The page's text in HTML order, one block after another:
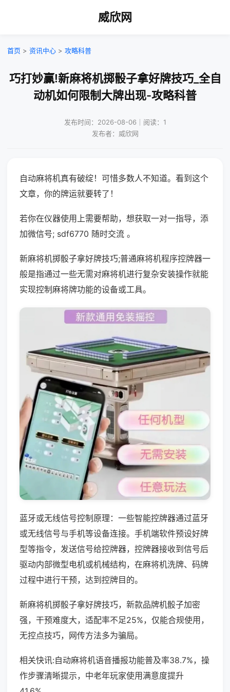
威欣网
首页 > 资讯中心 > 攻略科普
巧打妙赢!新麻将机掷骰子拿好牌技巧_全自
动机如何限制大牌出现-攻略科普
发布时间：2026-08-06｜阅读：1
发布者：威欣网
自动麻将机真有破绽！可惜多数人不知道。看到这个
文章，你的牌运就要转了！
若你在仪器使用上需要帮助，想获取一对一指导，添
加微信号; sdf6770 随时交流 。
新麻将机掷骰子拿好牌技巧;普通麻将机程序控牌器一
般是指通过一些无需对麻将机进行复杂安装操作就能
实现控制麻将牌功能的设备或工具。
蓝牙或无线信号控制原理：一些智能控牌器通过蓝牙
或无线信号与手机等设备连接。手机端软件预设好牌
型等指令，发送信号给控牌器，控牌器接收到信号后
驱动内部微型电机或机械结构，在麻将机洗牌、码牌
过程中进行干预，达到控牌目的。
新麻将机掷骰子拿好牌技巧，新款品牌机骰子加密
强，干预难度大，适配率不足25%，仅能合规使用，
无控点技巧，网传方法多为骗局。
相关快讯:自动麻将机语音播报功能普及率38.7%，操
作步骤清晰提示，中老年玩家使用满意度提升